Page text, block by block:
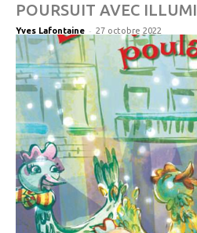
POURSUIT AVEC ILLUMI
Yves Lafontaine - 27 octobre 2022